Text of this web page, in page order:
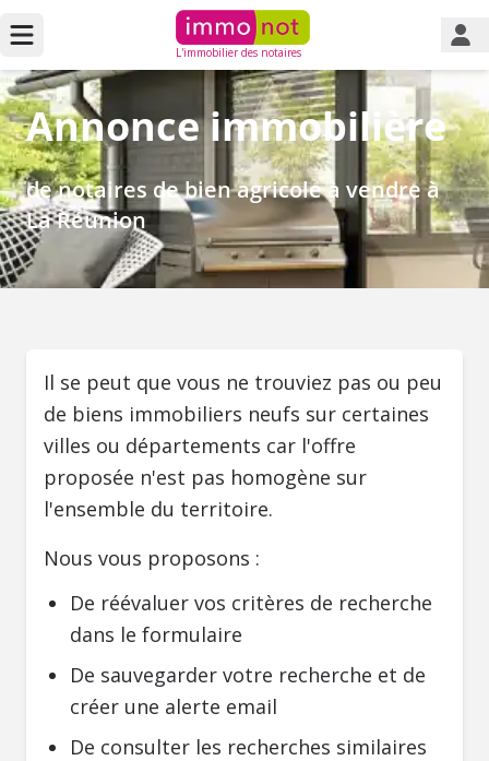
L'immobilier des notaires
Annonce immobilière
de notaires de bien agricole à vendre à
La Réunion
Il se peut que vous ne trouviez pas ou peu
de biens immobiliers neufs sur certaines
villes ou départements car l'offre
proposée n'est pas homogène sur
l'ensemble du territoire.
Nous vous proposons :
De réévaluer vos critères de recherche
dans le formulaire
De sauvegarder votre recherche et de
créer une alerte email
De consulter les recherches similaires